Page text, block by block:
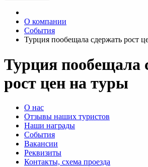
О компании
События
Турция пообещала сдержать рост
Турция пообещала
рост цен на туры
О нас
Отзывы наших туристов
Наши награды
События
Вакансии
Реквизиты
Контакты, схема проезда